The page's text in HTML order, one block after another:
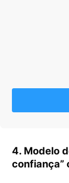
4. Modelo
confiança”